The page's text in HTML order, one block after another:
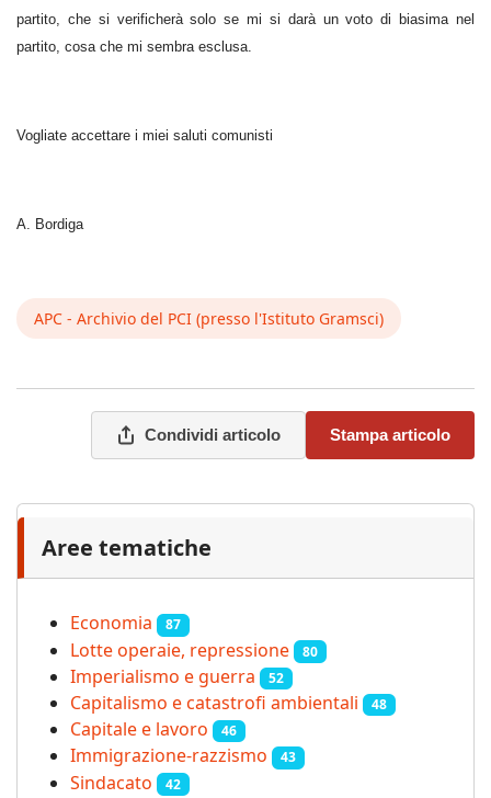
partito, che si verificherà solo se mi si darà un voto di biasima nel
partito, cosa che mi sembra esclusa.
Vogliate accettare i miei saluti comunisti
A. Bordiga
APC - Archivio del PCI (presso l'Istituto Gramsci)
Condividi articolo Stampa articolo
Aree tematiche
Economia 87
Lotte operaie, repressione 80
Imperialismo e guerra 52
Capitalismo e catastrofi ambientali 48
Capitale e lavoro 46
Immigrazione-razzismo 43
Sindacato 42